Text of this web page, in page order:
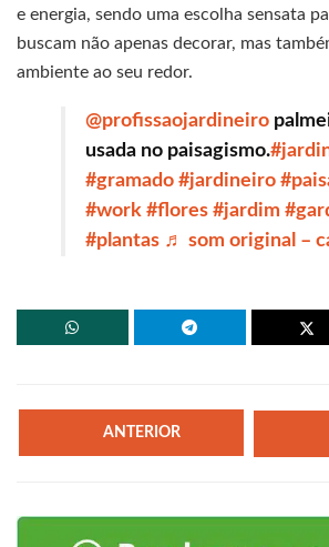
e energia, sendo uma escolha sensata
buscam não apenas decorar, mas
ambiente ao seu redor.
@profissaojardineiro
usada no paisagismo.
#gramado #jardineiro
#work #flores #jardim
#plantas ♬ som original –
ANTERIOR